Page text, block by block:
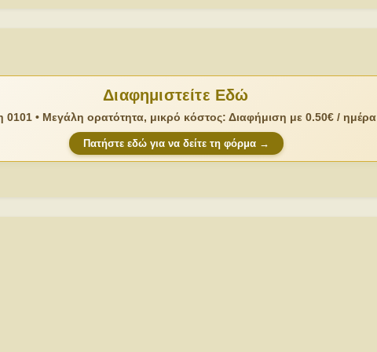
Διαφημιστείτε Εδώ
0101 • Μεγάλη ορατότητα, μικρό κόστος: Διαφήμιση με 0.50€ / ημέρα
Πατήστε εδώ για να δείτε τη φόρμα →